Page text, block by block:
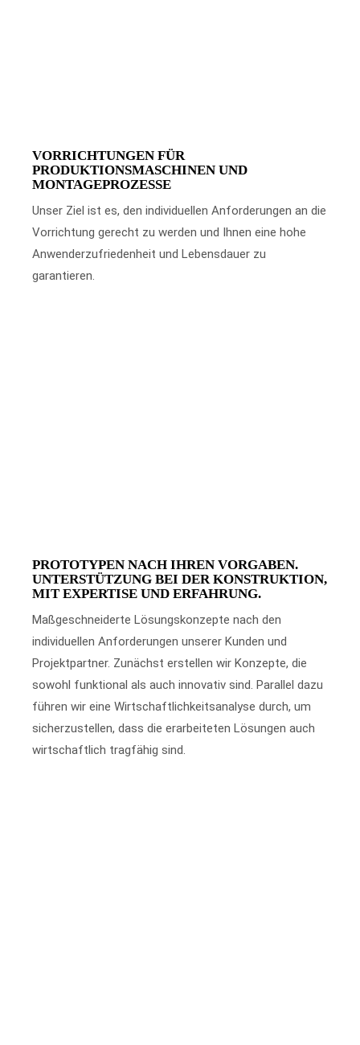
VORRICHTUNGEN FÜR
PRODUKTIONSMASCHINEN UND
MONTAGEPROZESSE
Unser Ziel ist es, den individuellen Anforderungen an die
Vorrichtung gerecht zu werden und Ihnen eine hohe
Anwenderzufriedenheit und Lebensdauer zu
garantieren.
PROTOTYPEN NACH IHREN VORGABEN.
UNTERSTÜTZUNG BEI DER KONSTRUKTION,
MIT EXPERTISE UND ERFAHRUNG.
Maßgeschneiderte Lösungskonzepte nach den
individuellen Anforderungen unserer Kunden und
Projektpartner. Zunächst erstellen wir Konzepte, die
sowohl funktional als auch innovativ sind. Parallel dazu
führen wir eine Wirtschaftlichkeitsanalyse durch, um
sicherzustellen, dass die erarbeiteten Lösungen auch
wirtschaftlich tragfähig sind.